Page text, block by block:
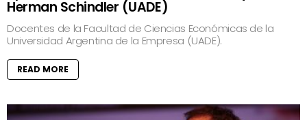
Herman Schindler (UADE)
Docentes de la Facultad de Ciencias Económicas de la
Universidad Argentina de la Empresa (UADE).
READ MORE